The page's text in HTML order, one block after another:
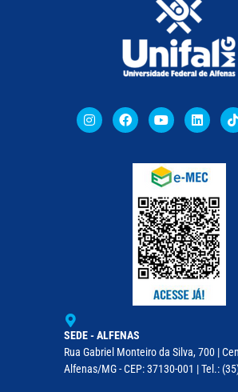
SEDE - ALFENAS
Rua Gabriel Monteiro da Silva, 700 |
Alfenas/MG - CEP: 37130-001 | Tel.: